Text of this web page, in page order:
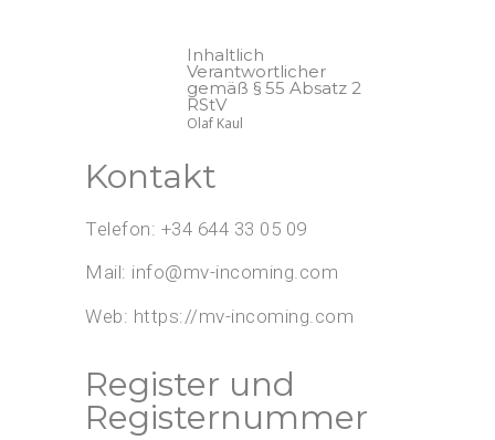
Inhaltlich
Verantwortlicher
gemäß § 55 Absatz 2
RStV
Olaf Kaul
Kontakt
Telefon: +34 644 33 05 09
Mail: info@mv-incoming.com
Web: https://mv-incoming.com
Register und
Registernummer